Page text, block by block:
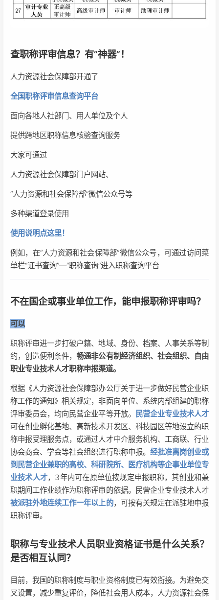
查职称评审信息？有“神器”！
人力资源社会保障部开通了
全国职称评审信息查询平台
面向各地人社部门、用人单位及个人
提供跨地区职称信息核验查询服务
大家可通过
人力资源社会保障部门户网站、
“人力资源和社会保障部”微信公众号等
多种渠道登录使用
使用说明点这里！
例如，在“人力资源和社会保障部”微信公众号，可通过访问菜
单栏“证书查询”—“职称查询”进入职称查询平台
不在国企或事业单位工作，能申报职称评审吗？
可以
职称评审进一步打破户籍、地域、身份、档案、人事关系等制
约，创造便利条件， 畅通非公有制经济组织、社会组织、自由
职业专业技术人才职称申报渠道。
根据《人力资源社会保障部办公厅关于进一步做好民营企业职
称工作的通知》相关规定，非面向单位、系统内部组建的职称
评审委员会，均向民营企业平等开放。
民营企业专业技术人才
可在创业孵化基地、高新技术开发区、科技园区等地设立的职
称申报受理服务点，或通过人才中介服务机构、工商联、行业
协会商会、学会等社会组织进行职称申报。 经批准离岗创业或
到民营企业兼职的高校、科研院所、医疗机构等企事业单位专
业技术人才，3年内可在原单位按规定申报职称，其创业和兼
职期间工作业绩作为职称评审的依据。民营企业专业技术人才
被派驻外地连续工作一年以上的，可按有关规定在派驻地申报
职称评审。
职称与专业技术人员职业资格证书是什么关系？
是否相互认同？
目前，我国的职称制度与职业资格制度已有效衔接。为避免交
叉设置，减少重复评价，降低社会用人成本，人力资源社会保